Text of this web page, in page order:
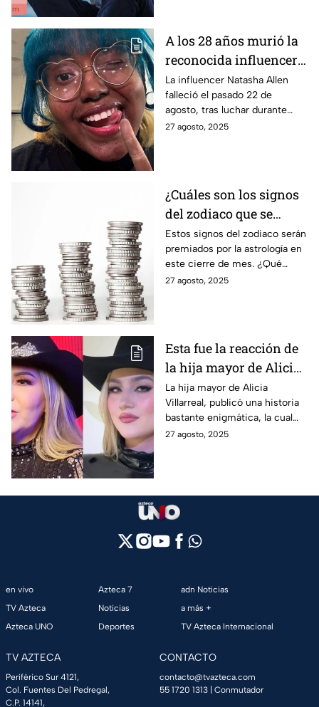
A los 28 años murió la
reconocida influencer
Natasha Allen, tras
luchar con una
enfermedad mortal
La influencer Natasha Allen
falleció el pasado 22 de
agosto, tras luchar durante
cinco años contra un cáncer
27 agosto, 2025
¿Cuáles son los signos
del zodiaco que se
volverán millonarios
los últimos días de
agosto?
Estos signos del zodiaco serán
premiados por la astrología en
este cierre de mes. ¿Qué
deben hacer para recibir lo que
27 agosto, 2025
Esta fue la reacción de
la hija mayor de Alicia
Villarreal, tras
enterarse de su nueva
relación
La hija mayor de Alicia
Villarreal, publicó una historia
bastante enigmática, la cual
fue relacionada con la
27 agosto, 2025
en vivo
TV Azteca
Azteca UNO
Azteca 7
Noticias
Deportes
adn Noticias
a más +
TV Azteca Internacional
TV AZTECA
Periférico Sur 4121,
Col. Fuentes Del Pedregal,
C.P. 14141,
CONTACTO
contacto@tvazteca.com
55 1720 1313 | Conmutador